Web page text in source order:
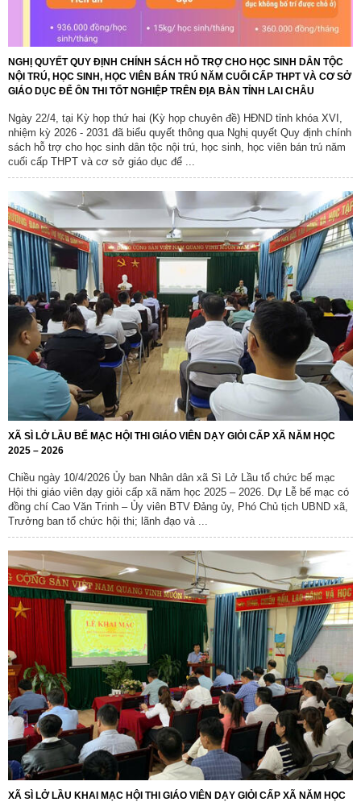
NGHỊ QUYẾT QUY ĐỊNH CHÍNH SÁCH HỖ TRỢ CHO HỌC SINH DÂN TỘC
NỘI TRÚ, HỌC SINH, HỌC VIÊN BÁN TRÚ NĂM CUỐI CẤP THPT VÀ CƠ SỞ
GIÁO DỤC ĐỂ ÔN THI TỐT NGHIỆP TRÊN ĐỊA BÀN TỈNH LAI CHÂU
Ngày 22/4, tại Kỳ họp thứ hai (Kỳ họp chuyên đề) HĐND tỉnh khóa XVI,
nhiệm kỳ 2026 - 2031 đã biểu quyết thông qua Nghị quyết Quy định chính
sách hỗ trợ cho học sinh dân tộc nội trú, học sinh, học viên bán trú năm
cuối cấp THPT và cơ sở giáo dục để ...
XÃ SÌ LỞ LẦU BẾ MẠC HỘI THI GIÁO VIÊN DẠY GIỎI CẤP XÃ NĂM HỌC
2025 – 2026
Chiều ngày 10/4/2026 Ủy ban Nhân dân xã Sì Lở Lầu tổ chức bế mạc
Hội thi giáo viên dạy giỏi cấp xã năm học 2025 – 2026. Dự Lễ bế mạc có
đồng chí Cao Văn Trinh – Ủy viên BTV Đảng ủy, Phó Chủ tịch UBND xã,
Trưởng ban tổ chức hội thi; lãnh đạo và ...
XÃ SÌ LỞ LẦU KHAI MẠC HỘI THI GIÁO VIÊN DẠY GIỎI CẤP XÃ NĂM HỌC